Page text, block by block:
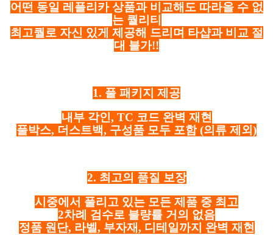
어떤 동일 레플리카 상품과 비교해도 따라올 수 없
는 퀄리티
최고퀄로 자신 있게 제공해 드리며 타샵과 비교 절
대 불가!!
1. 풀 패키지 제공
내부 각인, TC 코드 완벽 재현
풀박스, 더스트백, 구성품 모두 포함 (의류 제외)
2. 최고의 품질 보장
시중에서 풀리고 있는 모든 제품 중 최고
2차례 검수로 불량률 거의 없음
정품 원단, 라벨, 부자재, 디테일까지 완벽 재현